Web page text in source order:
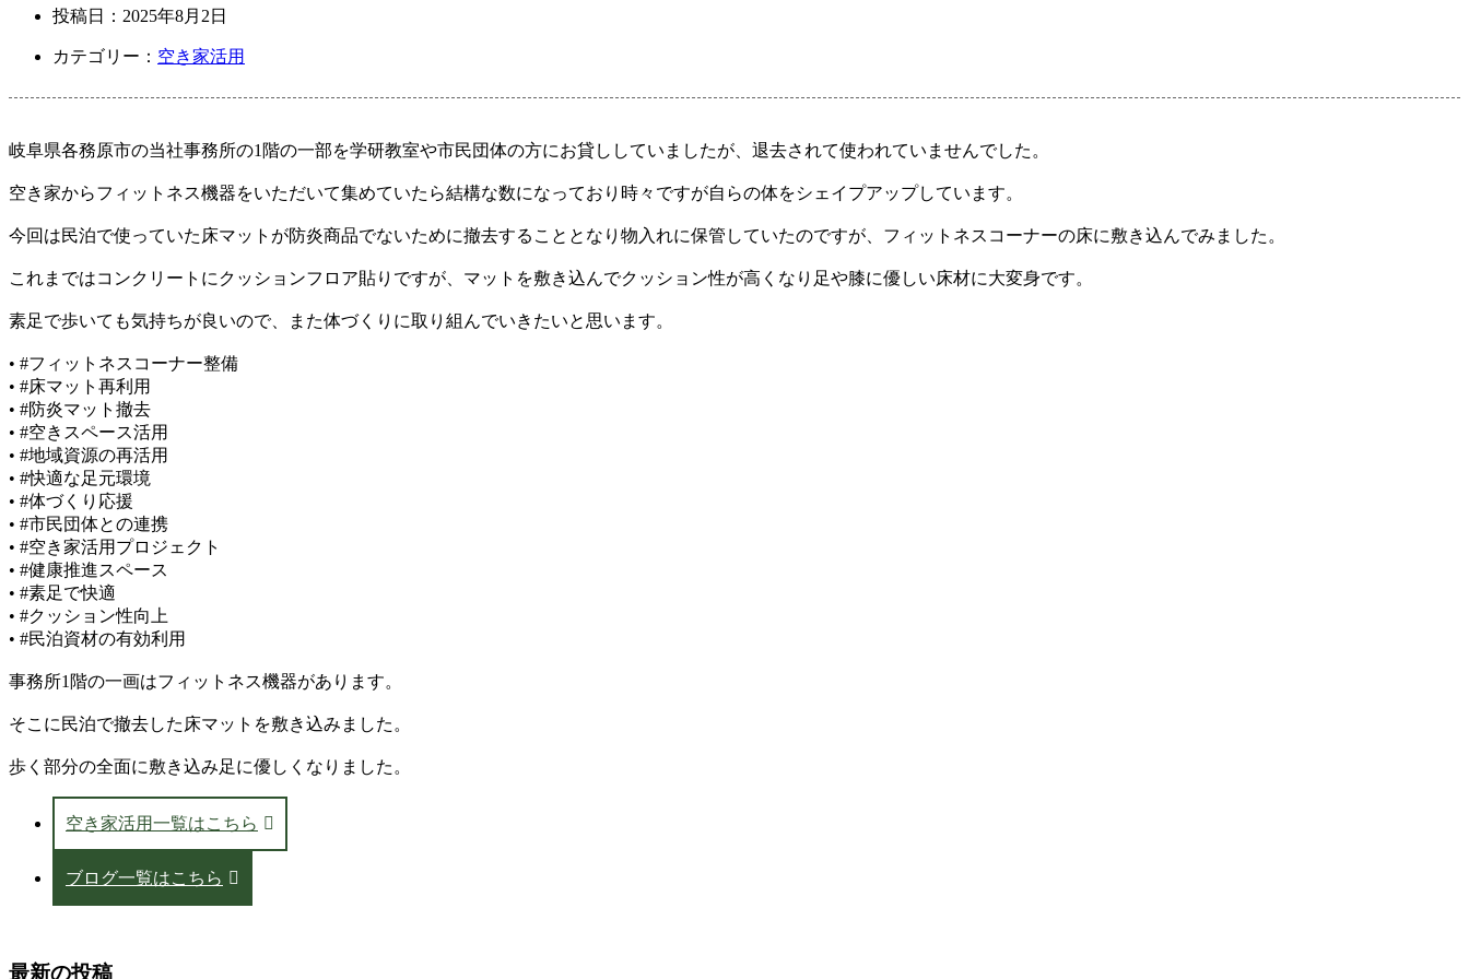
投稿日： 2025年8月2日
カテゴリー： 空き家活用
岐阜県各務原市の当社事務所の1階の一部を学研教室や市民団体の方にお貸ししていましたが、退去されて使われていませんでした。
空き家からフィットネス機器をいただいて集めていたら結構な数になっており時々ですが自らの体をシェイプアップしています。
今回は民泊で使っていた床マットが防炎商品でないために撤去することとなり物入れに保管していたのですが、フィットネスコーナーの床に敷き込んでみました。
これまではコンクリートにクッションフロア貼りですが、マットを敷き込んでクッション性が高くなり足や膝に優しい床材に大変身です。
素足で歩いても気持ちが良いので、また体づくりに取り組んでいきたいと思います。
• #フィットネスコーナー整備
• #床マット再利用
• #防炎マット撤去
• #空きスペース活用
• #地域資源の再活用
• #快適な足元環境
• #体づくり応援
• #市民団体との連携
• #空き家活用プロジェクト
• #健康推進スペース
• #素足で快適
• #クッション性向上
• #民泊資材の有効利用
事務所1階の一画はフィットネス機器があります。
そこに民泊で撤去した床マットを敷き込みました。
歩く部分の全面に敷き込み足に優しくなりました。
空き家活用一覧はこちら
ブログ一覧はこちら
最新の投稿